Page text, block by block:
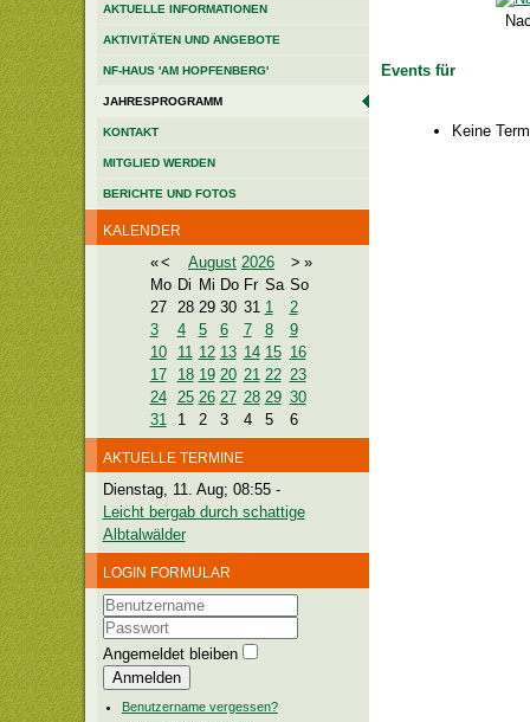
AKTUELLE INFORMATIONEN
AKTIVITÄTEN UND ANGEBOTE
NF-HAUS 'AM HOPFENBERG'
JAHRESPROGRAMM
KONTAKT
MITGLIED WERDEN
BERICHTE UND FOTOS
KALENDER
«< August 2026 > »
Mo Di Mi Do Fr Sa So
27
28 29 30 31 1
2
3
4 5 6 7 8
9
10
11 12 13 14 15 16
17
18 19 20 21 22 23
24
25 26 27 28 29 30
31
1 2 3 4 5 6
AKTUELLE TERMINE
Dienstag, 11. Aug; 08:55-
Leicht bergab durch schattige
Albtalwälder
LOGIN FORMULAR
Benutzername
Passwort
Angemeldet bleiben
Anmelden
Benutzername vergessen?
Events für
Keine